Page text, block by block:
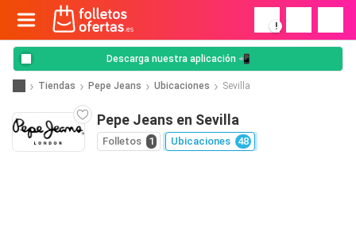
!
Descarga nuestra aplicación 📲
Tiendas Pepe Jeans Ubicaciones Sevilla
Pepe Jeans en Sevilla
Folletos 1 Ubicaciones 48